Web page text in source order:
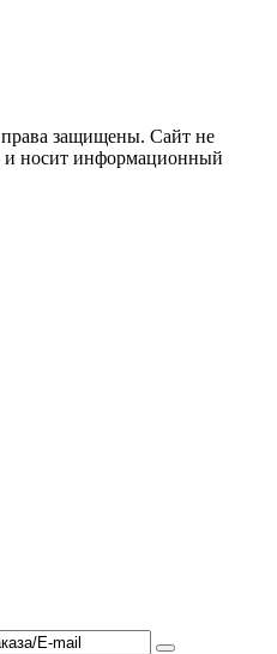
защищены. Сайт не
и носит информационный